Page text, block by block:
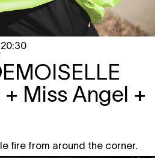
20:30
Miss Angel +
fire from around the corner.